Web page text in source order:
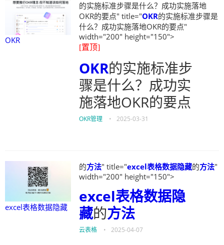
OKR
的实施标准步骤是什么？成功实施落地
OKR的要点" title="OKR的实施标准步骤是
什么？成功实施落地OKR的要点"
width="200" height="150">
[置顶]
OKR的实施标准步
骤是什么？成功实
施落地OKR的要点
OKR管理 • 2025-03-31
excel表格数据隐藏
的方法" title="excel表格数据隐藏的方法"
width="200" height="150">
excel表格数据隐
藏的方法
云表格 • 2025-04-07